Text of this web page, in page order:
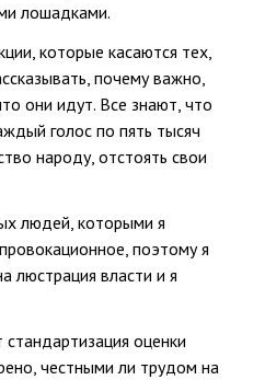
лошадками.
которые касаются тех,
почему важно,
они идут. Все знают, что
голос по пять тысяч
народу, отстоять свои
людей, которыми я
поэтому я
люстрация власти и я
оценки
честными ли трудом на